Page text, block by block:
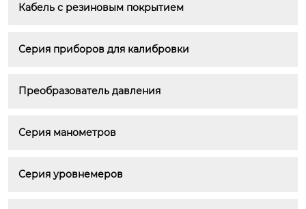
Кабель с резиновым покрытием
Серия приборов для калибровки
Преобразователь давления
Серия манометров
Серия уровнемеров